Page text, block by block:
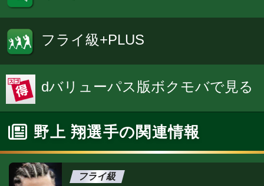
フライ級+PLUS
dバリューパス版ボクモバで見る
野上 翔選手の関連情報
フライ級